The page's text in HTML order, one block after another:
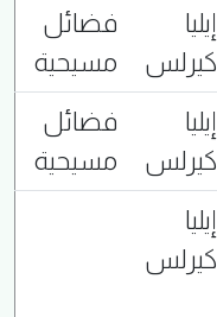
إيليا
كيرلس
فضائل
مسيحية
إيليا
كيرلس
فضائل
مسيحية
إيليا
كيرلس